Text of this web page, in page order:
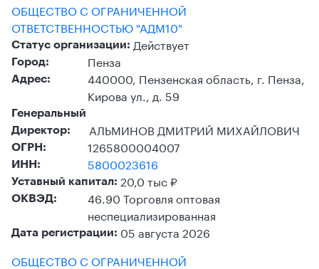
ОБЩЕСТВО С ОГРАНИЧЕННОЙ
ОТВЕТСТВЕННОСТЬЮ "АДМ10"
Статус организации: Действует
Город: Пенза
Адрес:
440000, Пензенская область, г. Пенза,
Кирова ул., д. 59
Генеральный
Директор:
АЛЬМИНОВ ДМИТРИЙ МИХАЙЛОВИЧ
ОГРН: 1265800004007
ИНН: 5800023616
Уставный капитал: 20,0 тыс ₽
ОКВЭД:
46.90 Торговля оптовая
неспециализированная
Дата регистрации: 05 августа 2026
ОБЩЕСТВО С ОГРАНИЧЕННОЙ